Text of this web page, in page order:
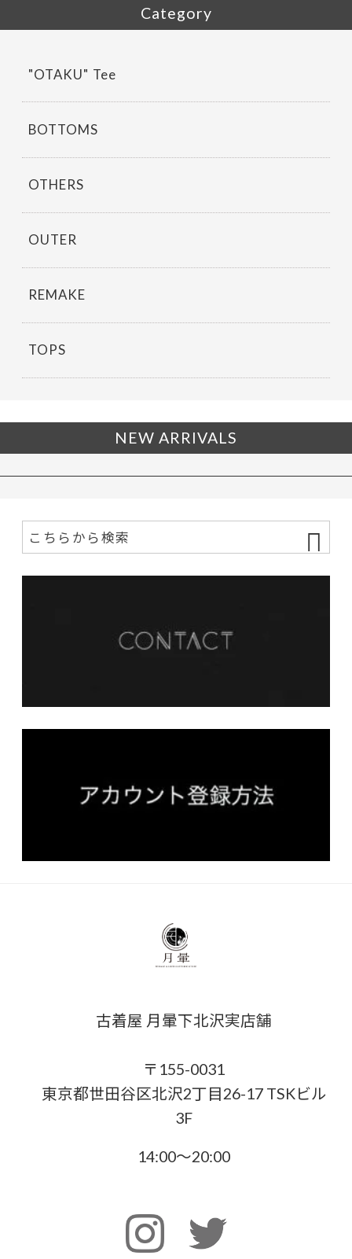
o
k
Category
"OTAKU" Tee
BOTTOMS
OTHERS
OUTER
REMAKE
TOPS
NEW ARRIVALS
古着屋 月暈下北沢実店舗
〒155-0031
東京都世田谷区北沢2丁目26-17 TSKビル
3F
14:00〜20:00